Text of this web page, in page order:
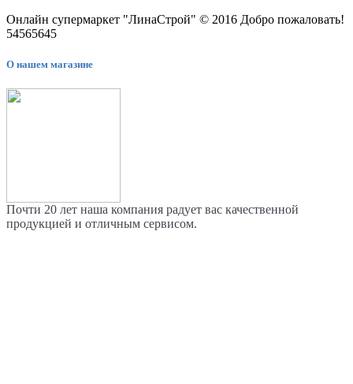
Онлайн супермаркет "ЛинаСтрой" © 2016 Добро пожаловать!
54565645
О нашем магазине
Почти 20 лет наша компания радует вас качественной
продукцией и отличным сервисом.